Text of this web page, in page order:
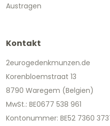
Austragen
Kontakt
2eurogedenkmunzen.de
Korenbloemstraat 13
8790 Waregem (Belgien)
MwSt.: BE0677 538 961
Kontonummer: BE52 7360